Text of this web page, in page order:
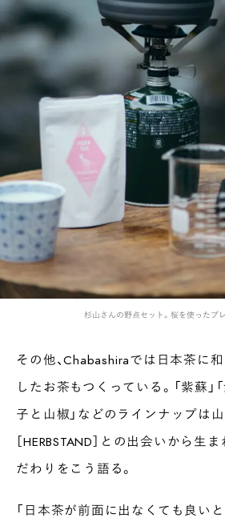
Ocha SURU? Lab.
PAUSE & INSPIRE
ファーストプレイスで、お茶を
COLUMN
杉山さんの野点セット。桜を使ったブ
その他、Chabashiraでは日本茶に
したお茶もつくっている。「紫蘇」「
子と山椒」などのラインナップは
［HERBSTAND］との出会いから生
だわりをこう語る。
「日本茶が前面に出なくても良い